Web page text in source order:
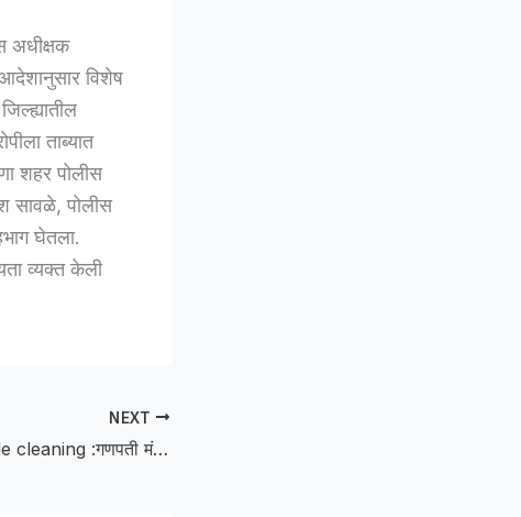
अधीक्षक
आदेशानुसार विशेष
ताब्यात
शहर पोलीस
सावळे, पोलीस
घेतला.
व्यक्त केली
NEXT
Snakebite while cleaning :गणपती मंदिरात साफसफाई करताना सर्पदंश; मेहुनाराजा येथील वृद्धाचा दुर्दैवी मृत्यू